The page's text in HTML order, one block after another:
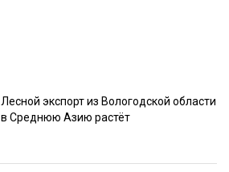
Лесной экспорт из Вологодской области
в Среднюю Азию растёт